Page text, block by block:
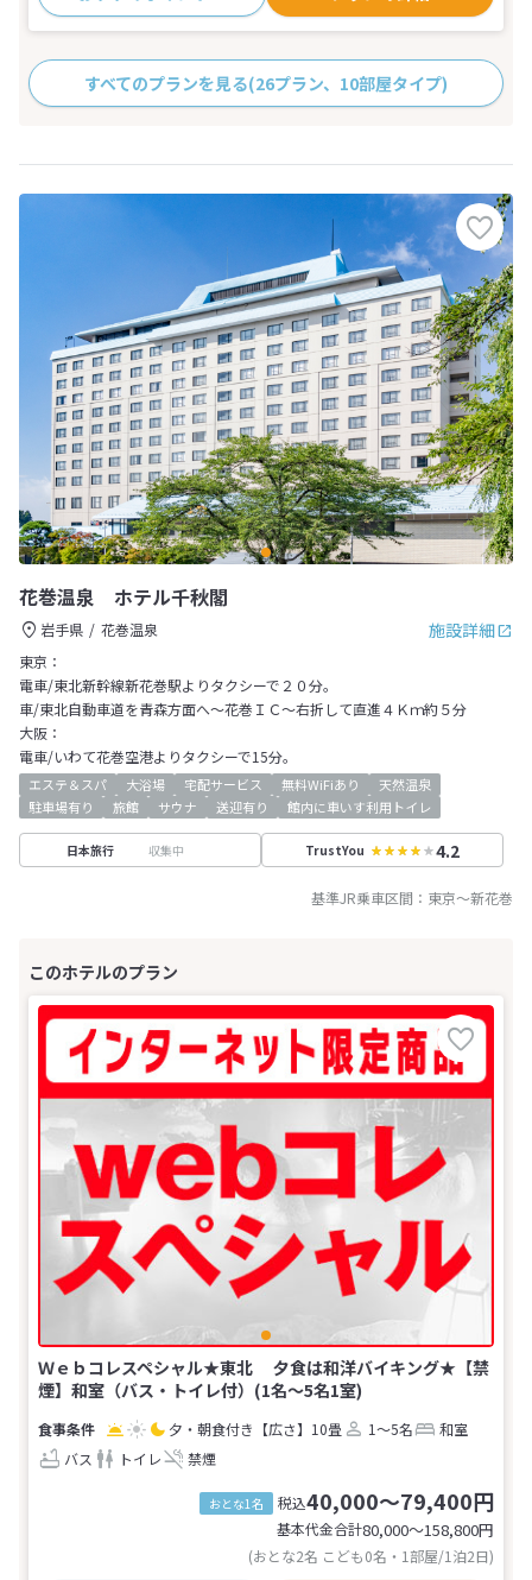
すべてのプランを見る(26プラン、10部屋タイプ)
花巻温泉 ホテル千秋閣
施設詳細
岩手県
花巻温泉
東京：
電車/東北新幹線新花巻駅よりタクシーで２０分。
車/東北自動車道を青森方面へ～花巻ＩＣ～右折して直進４Ｋｍ約５分
大阪：
電車/いわて花巻空港よりタクシーで15分。
エステ＆スパ 大浴場 宅配サービス 無料WiFiあり
天然温泉
駐車場有り
旅館 サウナ 送迎有り 館内に車いす利用トイレ
日本旅行 収集中 TrustYou 4.2
基準JR乗車区間： 東京～新花巻
Ｗｅｂコレスペシャル★東北 夕食は和洋バイキング★【禁
煙】和室（バス・トイレ付）(1名～5名1室)
夕・朝食付き 【広さ】10畳 1～5名
和室
バス
トイレ 禁煙
おとな1名 税込40,000～79,400円
基本代金合計80,000〜158,800円
(おとな2名 こども0名・1部屋/1泊2日)